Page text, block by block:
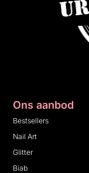
Ons aanbod
Bestsellers
Nail Art
Glitter
Biab